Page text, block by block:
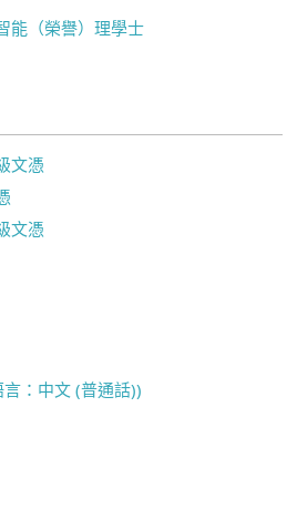
能（榮譽）理學士
文憑
文憑
：中文 (普通話))